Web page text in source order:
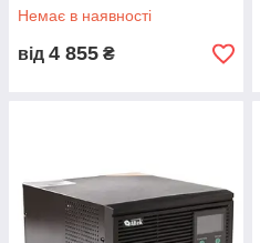
Немає в наявності
від 4 855 ₴